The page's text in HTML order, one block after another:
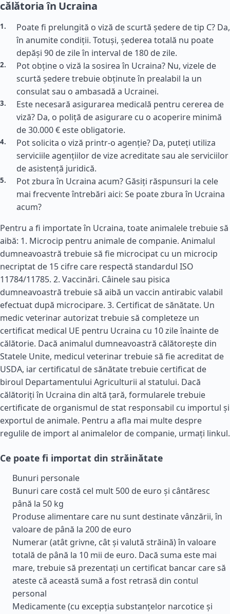
călătoria în Ucraina
Poate fi prelungită o viză de scurtă ședere de tip C? Da,
în anumite condiții. Totuși, șederea totală nu poate
depăși 90 de zile în interval de 180 de zile.
Pot obține o viză la sosirea în Ucraina? Nu, vizele de
scurtă ședere trebuie obținute în prealabil la un
consulat sau o ambasadă a Ucrainei.
Este necesară asigurarea medicală pentru cererea de
viză? Da, o poliță de asigurare cu o acoperire minimă
de 30.000 € este obligatorie.
Pot solicita o viză printr-o agenție? Da, puteți utiliza
serviciile agențiilor de vize acreditate sau ale serviciilor
de asistență juridică.
Pot zbura în Ucraina acum? Găsiți răspunsuri la cele
mai frecvente întrebări aici: Se poate zbura în Ucraina
acum?
Pentru a fi importate în Ucraina, toate animalele trebuie să
aibă: 1. Microcip pentru animale de companie. Animalul
dumneavoastră trebuie să fie microcipat cu un microcip
necriptat de 15 cifre care respectă standardul ISO
11784/11785. 2. Vaccinări. Câinele sau pisica
dumneavoastră trebuie să aibă un vaccin antirabic valabil
efectuat după microcipare. 3. Certificat de sănătate. Un
medic veterinar autorizat trebuie să completeze un
certificat medical UE pentru Ucraina cu 10 zile înainte de
călătorie. Dacă animalul dumneavoastră călătorește din
Statele Unite, medicul veterinar trebuie să fie acreditat de
USDA, iar certificatul de sănătate trebuie certificat de
biroul Departamentului Agriculturii al statului. Dacă
călătoriți în Ucraina din altă țară, formularele trebuie
certificate de organismul de stat responsabil cu importul și
exportul de animale. Pentru a afla mai multe despre
regulile de import al animalelor de companie, urmați linkul.
Ce poate fi importat din străinătate
Bunuri personale
Bunuri care costă cel mult 500 de euro și cântăresc
până la 50 kg
Produse alimentare care nu sunt destinate vânzării, în
valoare de până la 200 de euro
Numerar (atât grivne, cât și valută străină) în valoare
totală de până la 10 mii de euro. Dacă suma este mai
mare, trebuie să prezentați un certificat bancar care să
ateste că această sumă a fost retrasă din contul
personal
Medicamente (cu excepția substanțelor narcotice și